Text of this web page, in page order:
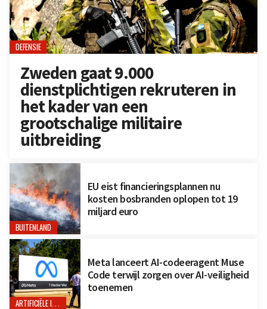
DEFENSIE
Zweden gaat 9.000
dienstplichtigen rekruteren in
het kader van een
grootschalige militaire
uitbreiding
BUITENLAND
EU eist financieringsplannen nu
kosten bosbranden oplopen tot 19
miljard euro
ARTIFICIËLE INTELLIGENTIE
Meta lanceert AI-codeeragent Muse
Code terwijl zorgen over AI-veiligheid
toenemen